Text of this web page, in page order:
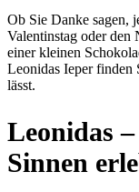
Ob Sie Danke sagen,
Valentinstag oder den
einer kleinen
Leonidas Ieper finden
lässt.
Leonidas
Sinnen